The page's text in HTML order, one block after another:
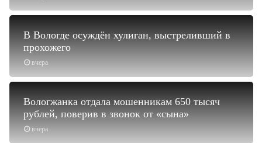
вчера
В Вологде осуждён хулиган, выстреливший в
прохожего
вчера
Вологжанка отдала мошенникам 650 тысяч
рублей, поверив в звонок от «сына»